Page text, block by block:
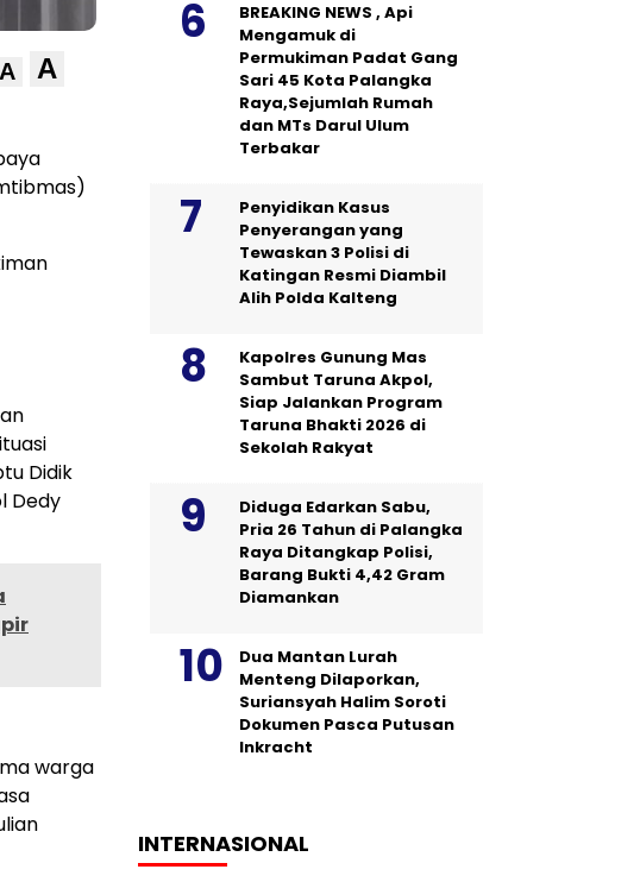
A A
Didik
Dedy
warga
BREAKING NEWS , Api
Mengamuk di
Permukiman Padat Gang
Sari 45 Kota Palangka
Raya,Sejumlah Rumah
dan MTs Darul Ulum
Terbakar
Penyidikan Kasus
Penyerangan yang
Tewaskan 3 Polisi di
Katingan Resmi Diambil
Alih Polda Kalteng
Kapolres Gunung Mas
Sambut Taruna Akpol,
Siap Jalankan Program
Taruna Bhakti 2026 di
Sekolah Rakyat
Diduga Edarkan Sabu,
Pria 26 Tahun di Palangka
Raya Ditangkap Polisi,
Barang Bukti 4,42 Gram
Diamankan
Dua Mantan Lurah
Menteng Dilaporkan,
Suriansyah Halim Soroti
Dokumen Pasca Putusan
Inkracht
INTERNASIONAL